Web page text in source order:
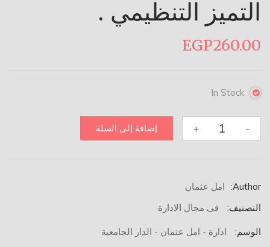
التميز التنظيمي .
EGP260.00
In Stock
+
التميز
- إضافة إلى السلة
Author:
امل عثمان
التصنيف:
فى مجال الادارة
الوسم: ادارة - امل عثمان - الدار الجامعية